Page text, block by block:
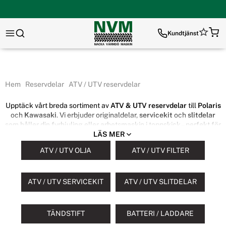
Kundtjänst
Hem Reservdelar ATV / UTV reservdelar
Upptäck vårt breda sortiment av ATV & UTV reservdelartill Polaris
och Kawasaki. Vi erbjuder originaldelar,servicekit och slitdelar
som håller din fyrhjuling eller arbetsmaskin i toppskick – perfekt för
både arbete och fritid.
ATV & UTV Reservdelar till Polaris
och Kawasaki
Håll dinPolarisellerKawasaki ATV & UTVi toppskick med vårt
erbjuder allt du behöver för att förlänga livslängden och bibehålla
LÄS MER
ATV / UTV OLJA
ATV / UTV FILTER
ATV / UTV SERVICEKIT ATV / UTV SLITDELAR
TÄNDSTIFT BATTERI / LADDARE